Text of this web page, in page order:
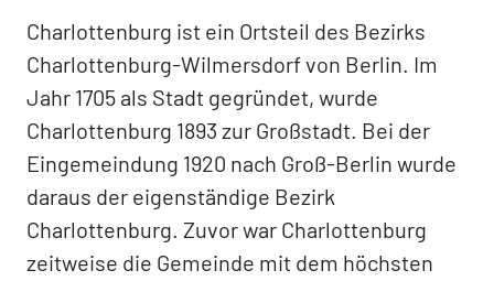
Charlottenburg ist ein Ortsteil des Bezirks
Charlottenburg-Wilmersdorf von Berlin. Im
Jahr 1705 als Stadt gegründet, wurde
Charlottenburg 1893 zur Großstadt. Bei der
Eingemeindung 1920 nach Groß-Berlin wurde
daraus der eigenständige Bezirk
Charlottenburg. Zuvor war Charlottenburg
zeitweise die Gemeinde mit dem höchsten